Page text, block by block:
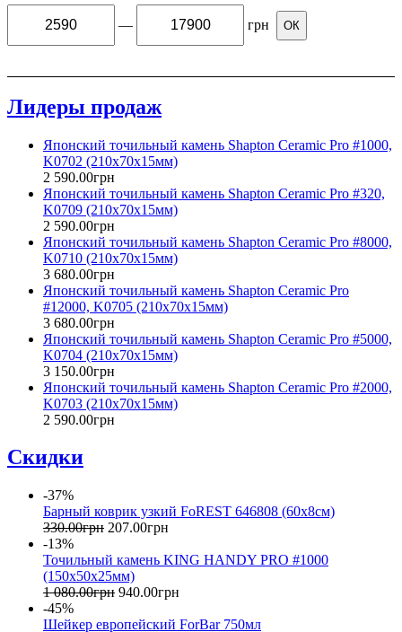
— грн ОК
Лидеры продаж
Японский точильный камень Shapton Ceramic Pro #1000,
K0702 (210x70x15мм)
2 590.00грн
Японский точильный камень Shapton Ceramic Pro #320,
K0709 (210x70x15мм)
2 590.00грн
Японский точильный камень Shapton Ceramic Pro #8000,
K0710 (210x70x15мм)
3 680.00грн
Японский точильный камень Shapton Ceramic Pro
#12000, K0705 (210x70x15мм)
3 680.00грн
Японский точильный камень Shapton Ceramic Pro #5000,
K0704 (210x70x15мм)
3 150.00грн
Японский точильный камень Shapton Ceramic Pro #2000,
K0703 (210x70x15мм)
2 590.00грн
Скидки
-37%
Барный коврик узкий FoREST 646808 (60х8см)
330.00грн 207.00грн
-13%
Точильный камень KING HANDY PRO #1000
(150х50х25мм)
1 080.00грн 940.00грн
-45%
Шейкер европейский ForBar 750мл